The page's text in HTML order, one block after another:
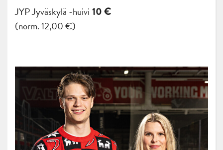
JYP Jyväskylä -huivi 10 €
(norm. 12,00 €)